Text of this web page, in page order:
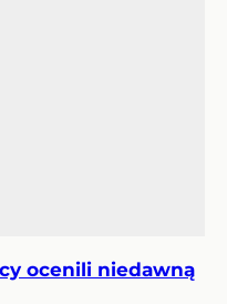
ocenili niedawną